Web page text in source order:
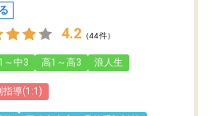
4.2 （44件）
～中3 高1～高3 浪人生
指導(1:1)